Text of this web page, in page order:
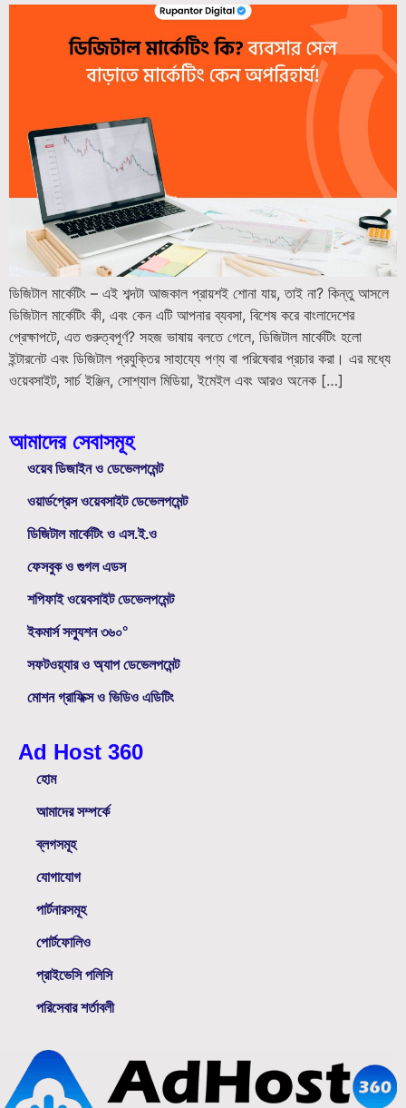
ডিজিটাল মার্কেটিং – এই শব্দটা আজকাল প্রায়শই শোনা যায়, তাই না? কিন্তু আসলে
ডিজিটাল মার্কেটিং কী, এবং কেন এটি আপনার ব্যবসা, বিশেষ করে বাংলাদেশের
প্রেক্ষাপটে, এত গুরুত্বপূর্ণ? সহজ ভাষায় বলতে গেলে, ডিজিটাল মার্কেটিং হলো
ইন্টারনেট এবং ডিজিটাল প্রযুক্তির সাহায্যে পণ্য বা পরিষেবার প্রচার করা। এর মধ্যে
ওয়েবসাইট, সার্চ ইঞ্জিন, সোশ্যাল মিডিয়া, ইমেইল এবং আরও অনেক […]
Ad Host 360
হোম
আমাদের সম্পর্কে
ব্লগসমূহ
যোগাযোগ
পার্টনারসমূহ
পোর্টফোলিও
প্রাইভেসি পলিসি
পরিসেবার শর্তাবলী
আমাদের সেবাসমূহ
ওয়েব ডিজাইন ও ডেভেলপমেন্ট
ওয়ার্ডপ্রেস ওয়েবসাইট ডেভেলপমেন্ট
ডিজিটাল মার্কেটিং ও এস.ই.ও
ফেসবুক ও গুগল এডস
শপিফাই ওয়েবসাইট ডেভেলপমেন্ট
ইকমার্স সল্যুশন ৩৬০°
সফটওয়্যার ও অ্যাপ ডেভেলপমেন্ট
মোশন গ্রাফিক্স ও ভিডিও এডিটিং